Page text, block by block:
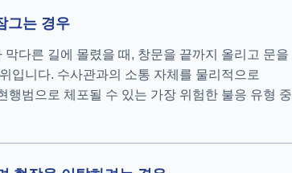
그는 경우
다른 길에 몰렸을 때, 창문을 끝까지 올리고 문을
입니다. 수사관과의 소통 자체를 물리적으로
행범으로 체포될 수 있는 가장 위험한 불응 유형 중